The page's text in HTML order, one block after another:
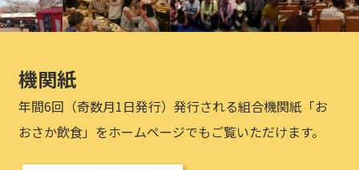
機関紙
年間6回（奇数月1日発行）発行される組合機関紙「お
おさか飲食」をホームページでもご覧いただけます。